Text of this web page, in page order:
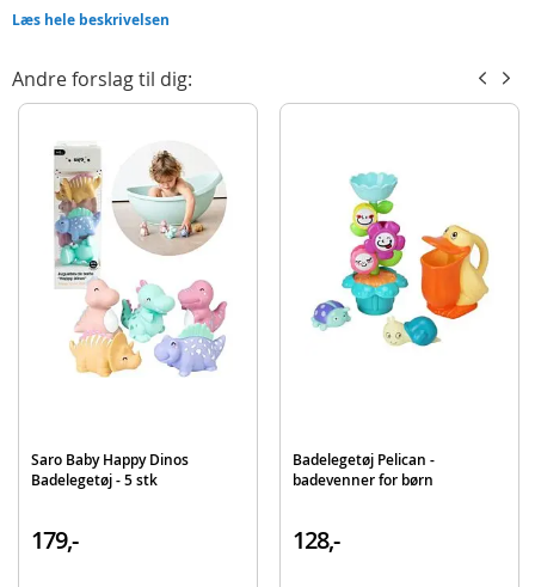
2 vandkanoner
Mål: ca. 30 × 20 × 25 cm
Alder: fra 6 måneder
Produktdetaljer
4892401019332
Læs hele beskrivelsen
Andre forslag til dig:
Saro Baby Happy Dinos
Badelegetøj - 5 stk
179,-
Badelegetøj Pelican -
badevenner for børn
128,-